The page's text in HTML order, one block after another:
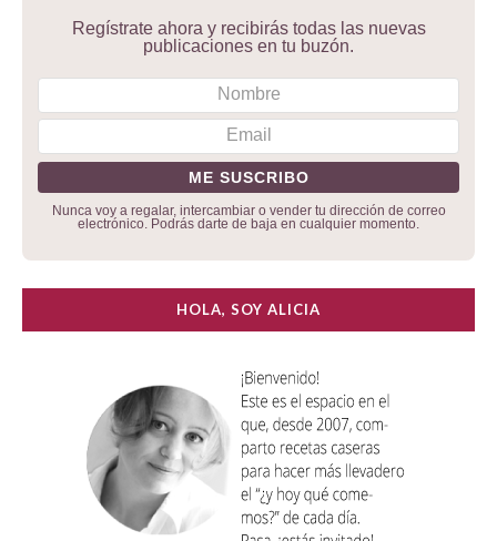
Regístrate ahora y recibirás todas las nuevas
publicaciones en tu buzón.
Nunca voy a regalar, intercambiar o vender tu dirección de correo
electrónico. Podrás darte de baja en cualquier momento.
HOLA, SOY ALICIA